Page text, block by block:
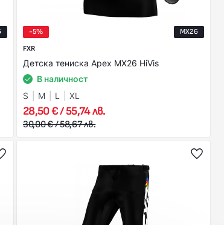
-5%
MX26
FXR
Детска тениска Apex MX26 HiVis
В наличност
S
M L XL
28,50 € / 55,74 лв.
30,00 € / 58,67 лв.